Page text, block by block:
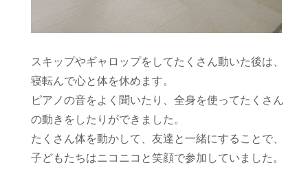
スキップやギャロップをしてたくさん動いた後は、
寝転んで心と体を休めます。
ピアノの音をよく聞いたり、全身を使ってたくさん
の動きをしたりができました。
たくさん体を動かして、友達と一緒にすることで、
子どもたちはニコニコと笑顔で参加していました。